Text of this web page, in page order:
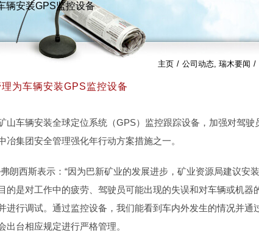
辆安装GPS监控设备
主页 / 公司动态, 瑞木要闻 /
为车辆安装GPS监控设备
山车辆安装全球定位系统（GPS）监控跟踪设备，加强对驾
集团安全管理强化年行动方案措施之一。
朗西斯表示：“因为巴新矿业的发展进步，矿业资源局建议
的是对工作中的疲劳、驾驶员可能出现的失误和对车辆或机
进行调试。通过监控设备，我们能看到车内外发生的情况并
台相应规定进行严格管理。